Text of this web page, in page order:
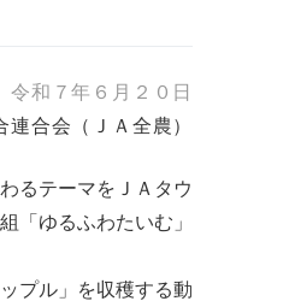
令和７年６月２０日
合会（ＪＡ全農）
るテーマをＪＡタウ
「ゆるふわたいむ」
プル」を収穫する動